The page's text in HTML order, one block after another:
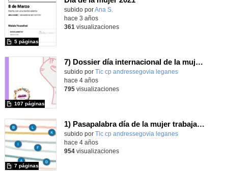
Contenido educativo.
subido porAna S.
5 páginas
hace 3 años
361 visualizaciones
7) Dossier día internacional de la mujer trabajadora.
Contenido educativo.
subido por Tic cp andressegovia leganes
107 páginas
-
hace 4 años
795visualizaciones
1) Pasapalabra día de la mujer trabajadora.
Contenido educativo.
subido por Tic cp andressegovia leganes
7 páginas
-
hace 4 años
954visualizaciones